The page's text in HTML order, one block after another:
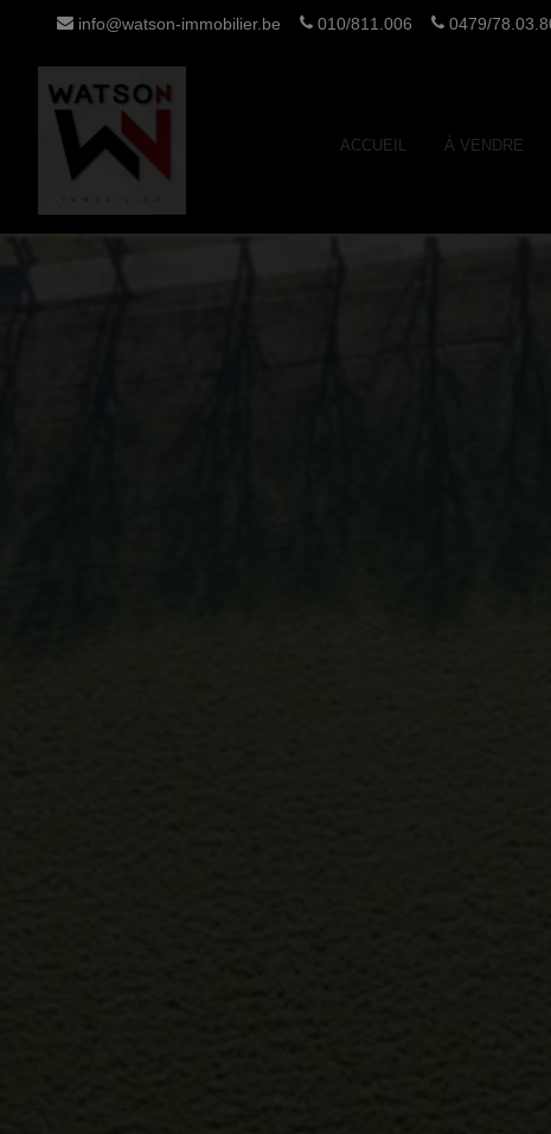
info@watson-immobilier.be 010/811.006 0479/
ACCUEIL À VENDRE